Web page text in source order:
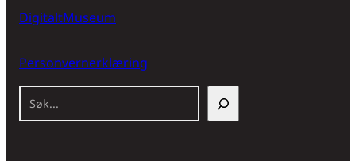
DigitaltMuseum
Personvernerklæring
S
k